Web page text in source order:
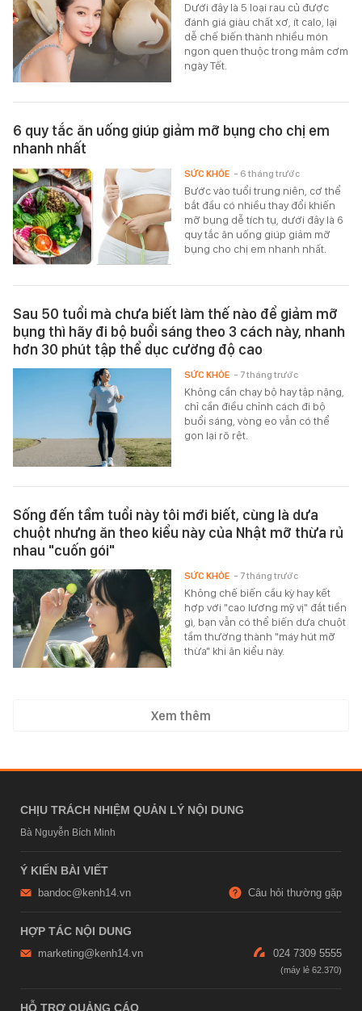
Dưới đây là 5 loại rau củ được
đánh giá giàu chất xơ, ít calo, lại
dễ chế biến thành nhiều món
ngon quen thuộc trong mâm cơm
ngày Tết.
6 quy tắc ăn uống giúp giảm mỡ bụng cho chị em
nhanh nhất
Bước vào tuổi trung niên, cơ thể
bắt đầu có nhiều thay đổi khiến
mỡ bụng dễ tích tụ, dưới đây là 6
quy tắc ăn uống giúp giảm mỡ
bụng cho chị em nhanh nhất.
SỨC KHỎE - 6 tháng trước
Sau 50 tuổi mà chưa biết làm thế nào để giảm mỡ
bụng thì hãy đi bộ buổi sáng theo 3 cách này, nhanh
hơn 30 phút tập thể dục cường độ cao
Không cần chạy bộ hay tập nặng,
chỉ cần điều chỉnh cách đi bộ
buổi sáng, vòng eo vẫn có thể
gọn lại rõ rệt.
SỨC KHỎE - 7 tháng trước
Sống đến tầm tuổi này tôi mới biết, cùng là dưa
chuột nhưng ăn theo kiểu này của Nhật mỡ thừa rủ
nhau "cuốn gói"
Không chế biến cầu kỳ hay kết
hợp với "cao lương mỹ vị" đắt tiền
gì, bạn vẫn có thể biến dưa chuột
tầm thường thành "máy hút mỡ
thừa" khi ăn kiểu này.
SỨC KHỎE - 7 tháng trước
Xem thêm
CHỊU TRÁCH NHIỆM QUẢN LÝ NỘI DUNG
Bà Nguyễn Bích Minh
Ý KIẾN BÀI VIẾT
bandoc@kenh14.vn Câu hỏi thường gặp
HỢP TÁC NỘI DUNG
marketing@kenh14.vn 024 7309 5555
HỖ TRỢ QUẢNG CÁO